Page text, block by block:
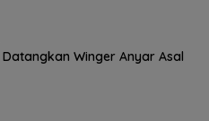
Winger Anyar Asal